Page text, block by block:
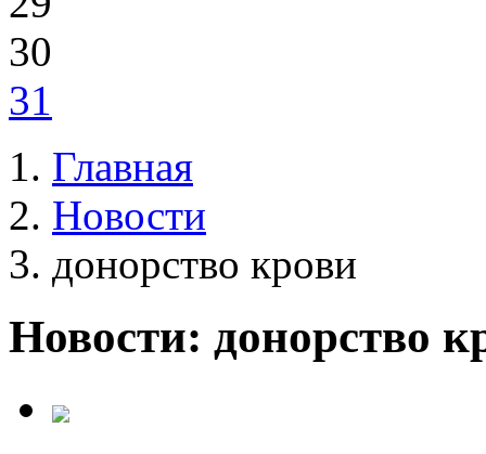
30
31
Главная
Новости
донорство крови
Новости: донорство